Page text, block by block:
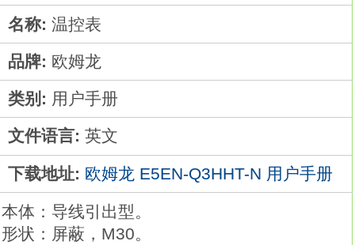
名称: 温控表
品牌: 欧姆龙
类别: 用户手册
文件语言: 英文
下载地址: 欧姆龙 E5EN-Q3HHT-N 用户手册
本体：导线引出型。
形状：屏蔽，M30。